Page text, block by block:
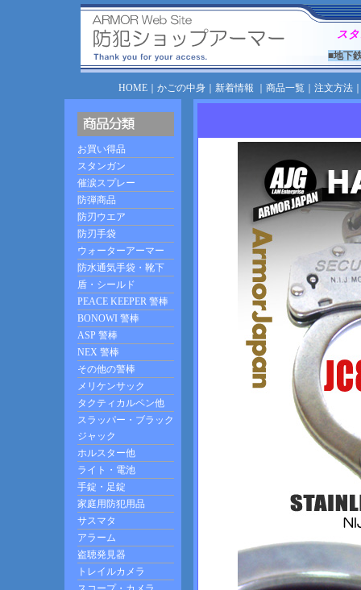
ス
■地下
HOME｜ かごの中身｜ 新着情報 商品一覧｜ 注文方法